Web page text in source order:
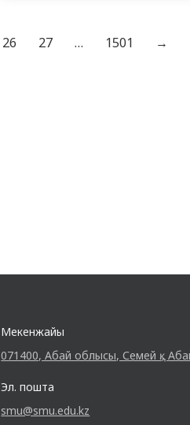
Халықаралық
26 27 … 1501 →
Мекенжайы
071400, Абай облысы, Семей қ.,
Эл. пошта
smu@smu.edu.kz